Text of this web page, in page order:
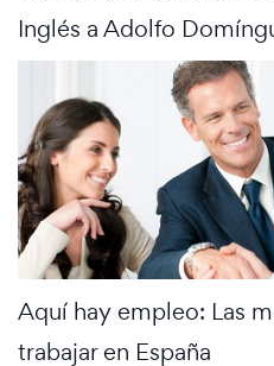
Inglés a Adolfo
Aquí hay empleo: Las
trabajar en España